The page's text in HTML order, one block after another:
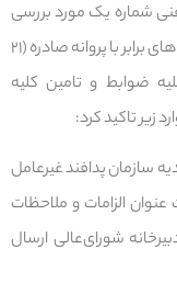
مورخ ۱۰ مرداد ۱۴۰۳ کمیته فنی شماره یک مورد بررسی
قرار داد و با مصوبه کمیسیون مزبور با تعداد طبقه‌های برابر با پروانه صادره (۲۱
کلیه ضوابط و تامین کلیه
زیر تاکید کرد:
سازمان پدافند غیرعامل
شورای‌عالی تحت عنوان الزامات و ملاحظات
شورای‌عالی ارسال